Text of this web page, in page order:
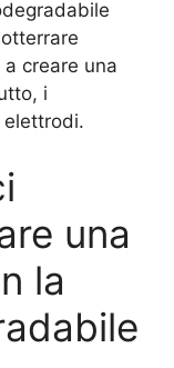
a creare una
i
elettrodi.
una
la